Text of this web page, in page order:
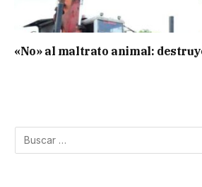
«No» al maltrato animal: